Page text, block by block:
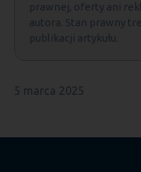
prawnej, oferty ani
autora. Stan prawny
publikacji artykułu.
5 marca 2025